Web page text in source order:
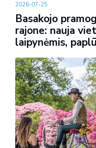
2026-07-25
Basakojo
rajone: nauja
laipynėmis,